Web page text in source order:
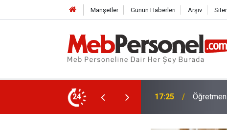
Manşetler Günün Haberleri Arşiv
24
Yer Değişikliği Tercihleri Başladı 17:02 Kayıt